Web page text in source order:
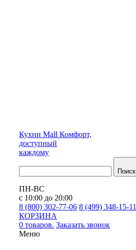
Кухни Mall Комфорт,
доступный
каждому
Поиск
ПН-ВС
с 10:00 до 20:00
8 (800) 302-77-06 8 (499) 348-15-11
КОРЗИНА
0 товаров. Заказать звонок
Меню